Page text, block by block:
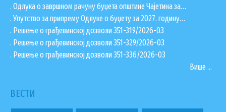
. Одлука о завршном рачуну буџета општине Чајетина за…
. Упутство за припрему Одлуке о буџету за 2027. годину…
. Решење о грађевинској дозволи 351-319/2026-03
. Решење о грађевинској дозволи 351-329/2026-03
. Решење о грађевинској дозволи 351-336/2026-03
Више ...
ВЕСТИ